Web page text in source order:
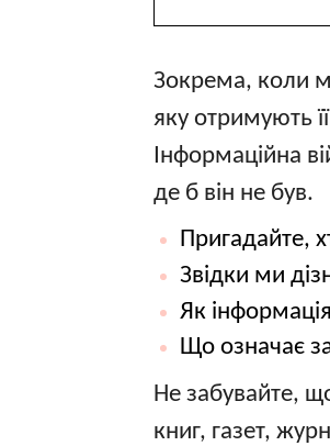
Зокрема, коли
яку отримують
Інформаційна
де б він не був.
Пригадайте,
Звідки ми
Як
Що означає
Не забувайте,
книг, газет,